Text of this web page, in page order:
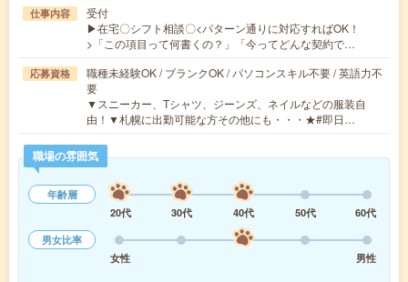
仕事内容
受付
▶在宅〇シフト相談〇<パターン通りに対応すればOK！
>「この項目って何書くの？」「今ってどんな契約で…
応募資格
職種未経験OK / ブランクOK / パソコンスキル不要 / 英語力不
要
▼スニーカー、Tシャツ、ジーンズ、ネイルなどの服装自
由！▼札幌に出勤可能な方その他にも・・・★#即日…
職場の雰囲気
年齢層
20代
30代 40代 50代
60代
男女比率
女性
男性